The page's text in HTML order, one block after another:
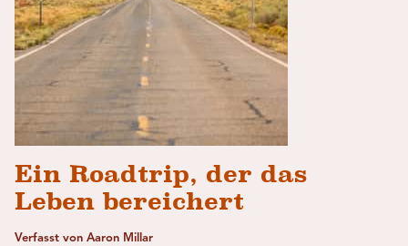
Ein Roadtrip, der das
Leben bereichert
Verfasst von Aaron Millar